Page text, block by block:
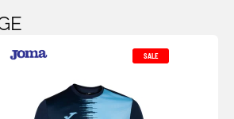
SALE